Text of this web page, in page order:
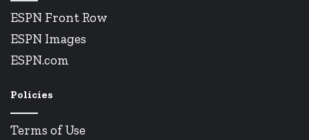
ESPN Front Row
ESPN Images
ESPN.com
Policies
Terms of Use